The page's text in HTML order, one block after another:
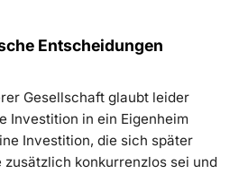
Entscheidungen
Gesellschaft glaubt leider
Investition in ein Eigenheim
Investition, die sich später
zusätzlich konkurrenzlos sei und